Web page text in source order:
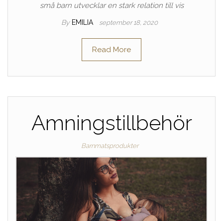
små barn utvecklar en stark relation till vis
By EMILIA september 18, 2020
Read More
Amningstillbehör
Barnmatsprodukter